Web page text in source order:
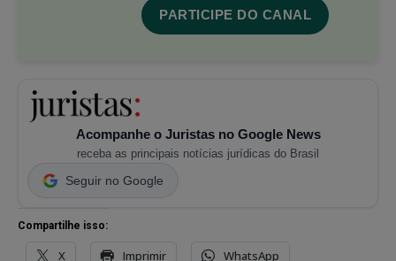
PARTICIPE DO CANAL
Acompanhe o Juristas no Google News
receba as principais notícias jurídicas do Brasil
Seguir no Google
Compartilhe isso:
X Imprimir WhatsApp